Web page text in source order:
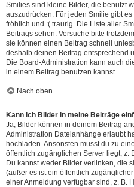
Smilies sind kleine Bilder, die benutzt
auszudrücken. Für jeden Smilie gibt
fröhlich und :( traurig. Die Liste aller
Beitrags sehen. Versuche bitte
sie können einen Beitrag schnell
deshalb deinen Beitrag entsprechend
Die Board-Administration kann auch
in einem Beitrag benutzen kannst.
Nach oben
Kann ich Bilder in meine Beiträge
Ja, Bilder können in deinem Beitrag
Administration Dateianhänge erlaubt
hochladen. Ansonsten musst du zu
öffentlich zugänglichen Server liegt, z.
Du kannst weder Bilder verlinken, die
(außer es ist ein öffentlich
einer Anmeldung verfügbar sind, z. B.